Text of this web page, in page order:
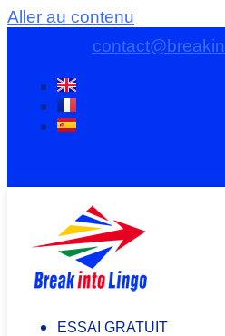
Aller au contenu
ESSAI GRATUIT